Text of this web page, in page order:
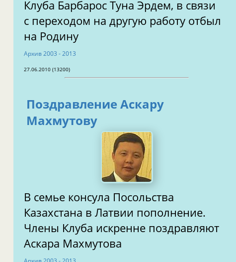
Клуба Барбарос Туна Эрдем, в связи
с переходом на другую работу отбыл
на Родину
Aрхив 2003 - 2013
27.06.2010 (13200)
Поздравление Аскару
Махмутову
В семье консула Посольства
Казахстана в Латвии пополнение.
Члены Клуба искренне поздравляют
Аскара Махмутова